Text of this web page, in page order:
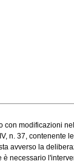
modificazioni
37, contenente
la
necessario